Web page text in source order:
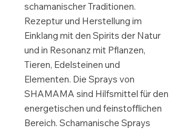
schamanischer Traditionen.
Rezeptur und Herstellung im
Einklang mit den Spirits der Natur
und in Resonanz mit Pflanzen,
Tieren, Edelsteinen und
Elementen. Die Sprays von
SHAMAMA sind Hilfsmittel für den
energetischen und feinstofflichen
Bereich. Schamanische Sprays